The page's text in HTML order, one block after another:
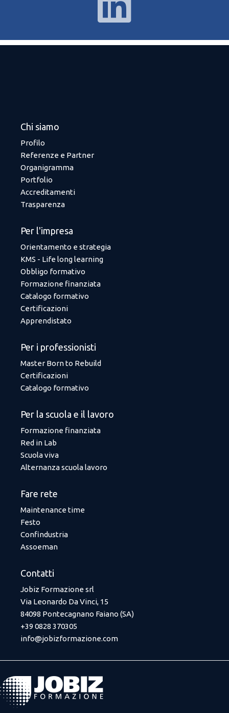
Chi siamo
Profilo
Referenze e Partner
Organigramma
Portfolio
Accreditamenti
Trasparenza
Per l'impresa
Orientamento e strategia
KMS - Life long learning
Obbligo formativo
Formazione finanziata
Catalogo formativo
Certificazioni
Apprendistato
Per i professionisti
Master Born to Rebuild
Certificazioni
Catalogo formativo
Per la scuola e il lavoro
Formazione finanziata
Red in Lab
Scuola viva
Alternanza scuola lavoro
Fare rete
Maintenance time
Festo
Confindustria
Assoeman
Contatti
Jobiz Formazione srl
Via Leonardo Da Vinci, 15
84098 Pontecagnano Faiano (SA)
+39 0828 370305
info@jobizformazione.com